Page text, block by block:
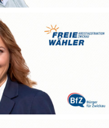
Andreas Weber